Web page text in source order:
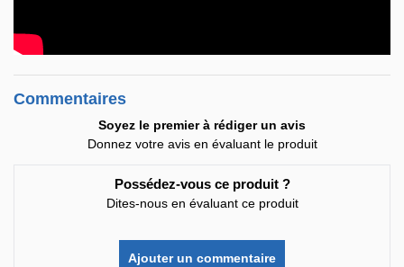
Commentaires
Soyez le premier à rédiger un avis
Donnez votre avis en évaluant le produit
Possédez-vous ce produit ?
Dites-nous en évaluant ce produit
Ajouter un commentaire